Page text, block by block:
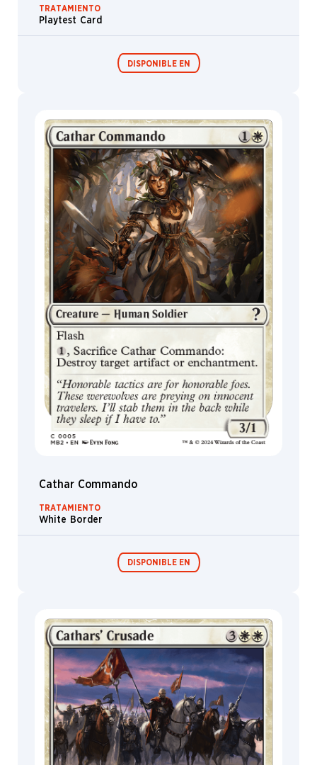
Teferi
Tortuga
Licántropo
Wrenn
TRATAMIENTO
Playtest Card
DISPONIBLE EN
MagicCon
Festival in a
Cathar Commando
TRATAMIENTO
White Border
DISPONIBLE EN
MagicCon
Festival in a